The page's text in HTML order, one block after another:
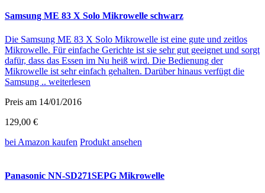
Samsung ME 83 X Solo Mikrowelle schwarz
Die Samsung ME 83 X Solo Mikrowelle ist eine gute und zeitlos
Mikrowelle. Für einfache Gerichte ist sie sehr gut geeignet und sorgt
dafür, dass das Essen im Nu heiß wird. Die Bedienung der
Mikrowelle ist sehr einfach gehalten. Darüber hinaus verfügt die
Samsung .. weiterlesen
Preis am 14/01/2016
129,00 €
bei Amazon kaufen Produkt ansehen
Panasonic NN-SD271SEPG Mikrowelle